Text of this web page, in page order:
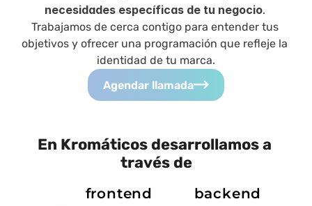
necesidades específicas de tu negocio.
Trabajamos de cerca contigo para entender tus
objetivos y ofrecer una programación que refleje la
identidad de tu marca.
Agendar llamada
En Kromáticos desarrollamos a
través de
frontend backend